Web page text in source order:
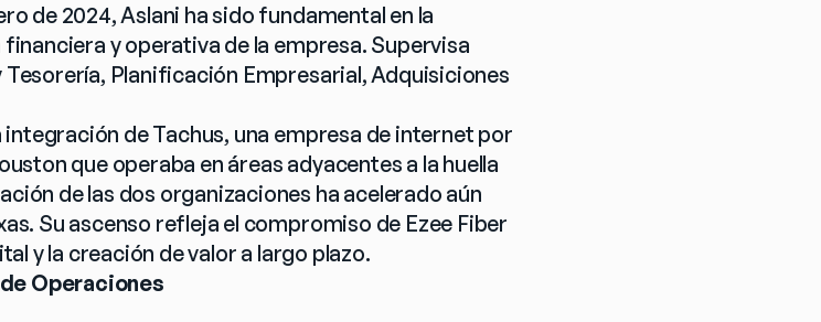
de 2024, Aslani ha sido fundamental en la
y operativa de la empresa. Supervisa
Planificación Empresarial, Adquisiciones
de Tachus, una empresa de internet por
que operaba en áreas adyacentes a la huella
de las dos organizaciones ha acelerado aún
Su ascenso refleja el compromiso de Ezee Fiber
y la creación de valor a largo plazo.
Operaciones